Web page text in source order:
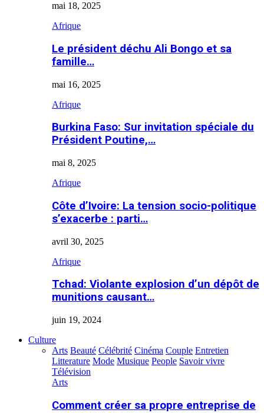
mai 18, 2025
Afrique
Le président déchu Ali Bongo et sa
famille…
mai 16, 2025
Afrique
Burkina Faso: Sur invitation spéciale du
Président Poutine,…
mai 8, 2025
Afrique
Côte d’Ivoire: La tension socio-politique
s’exacerbe : parti…
avril 30, 2025
Afrique
Tchad: Violante explosion d’un dépôt de
munitions causant…
juin 19, 2024
Culture
Arts Beauté Célébrité Cinéma Couple Entretien
Litterature Mode Musique People Savoir vivre
Télévision
Arts
Comment créer sa propre entreprise de